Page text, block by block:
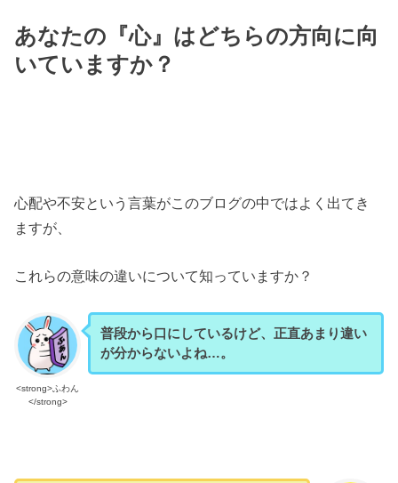
あなたの『心』はどちらの方向に向
いていますか？
心配や不安という言葉がこのブログの中ではよく出てき
ますが、
これらの意味の違いについて知っていますか？
<strong>ふわん
</strong>
普段から口にしているけど、正直あまり違い
が分からないよね…。